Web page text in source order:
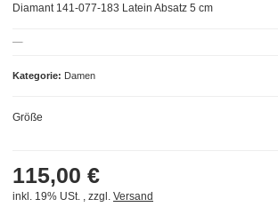
Kategorie Damen
Diamant 141-077-183 Latein Absatz 5 cm
Größe
115,00 €
inkl. 19% USt. , zzgl. Versand